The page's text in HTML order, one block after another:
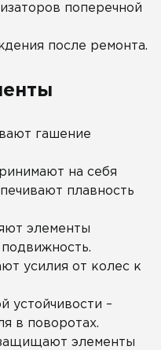
поперечной
после ремонта.
гашение
на себя
плавность
элементы
усилия от колес к
устойчивости –
в поворотах.
элементы